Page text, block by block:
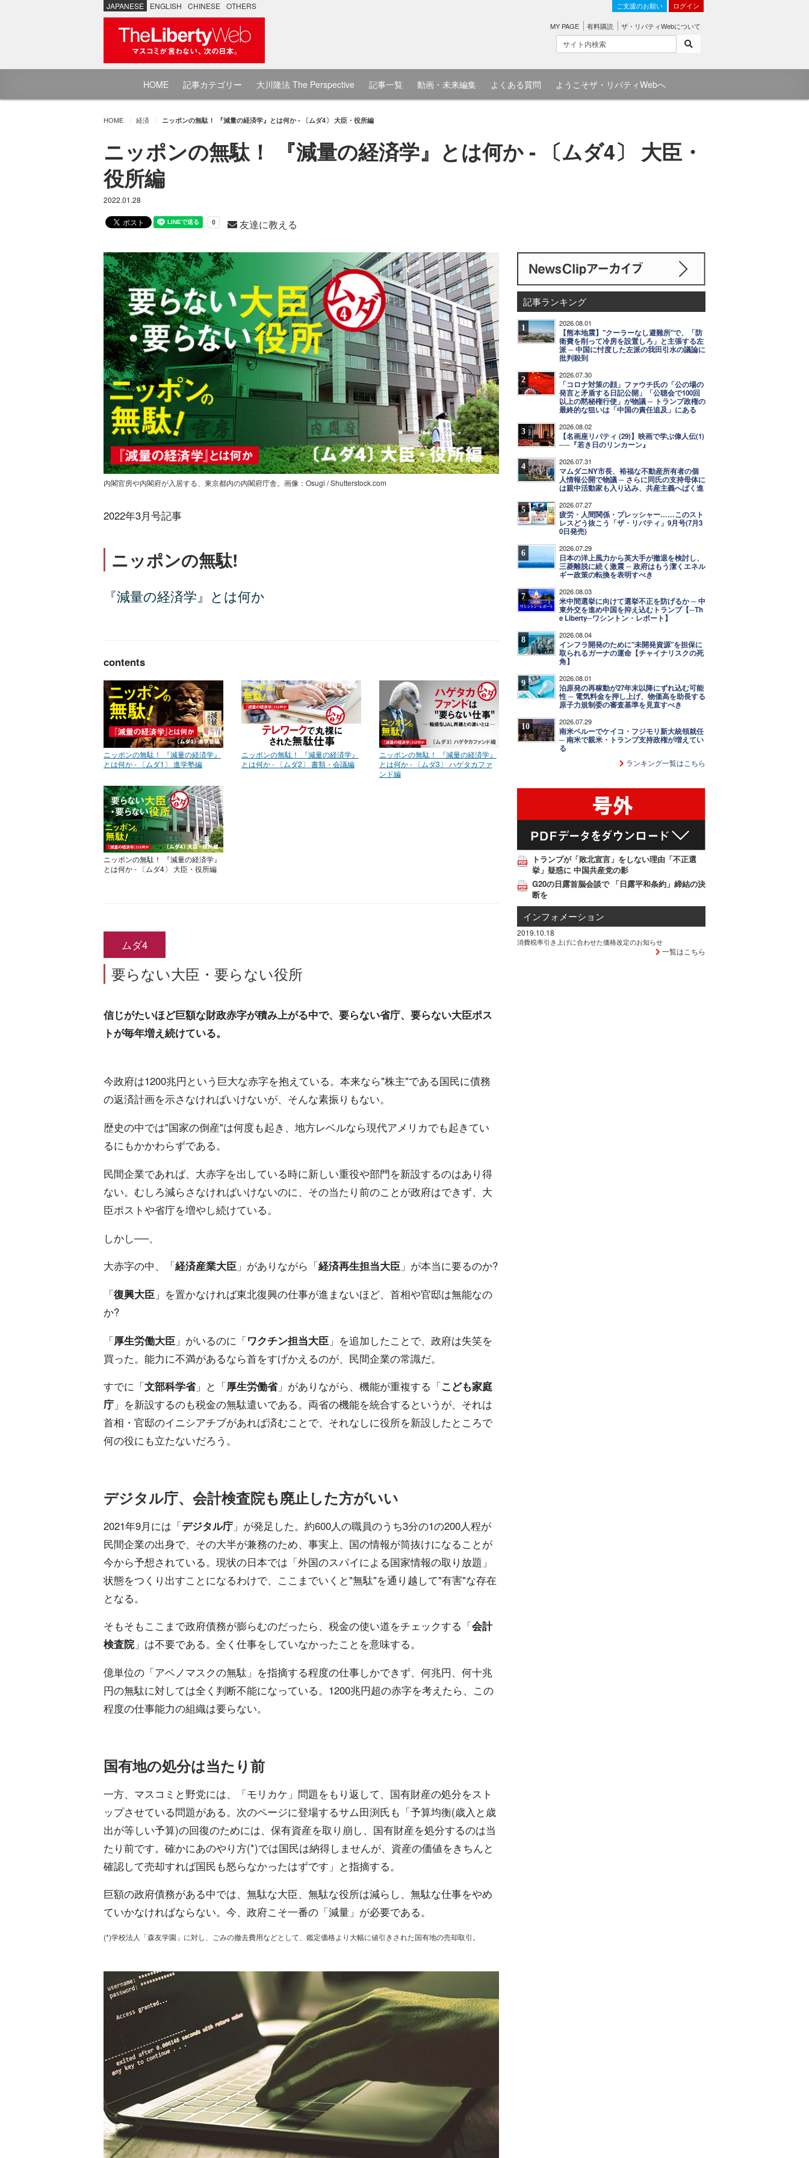
JAPANESE ENGLISH CHINESE OTHERS ご支援のお願い ログイン
MY PAGE 有料購読 ザ・リバティWebについて
HOME 記事カテゴリー 大川隆法 The Perspective 記事一覧 動画・未来編集 よくある質問 ようこそザ・リバティWebへ
HOME 経済 ニッポンの無駄！ 『減量の経済学』とは何か - 〔ムダ4〕 大臣・役所編
ニッポンの無駄！ 『減量の経済学』とは何か - 〔ムダ4〕 大臣・
役所編
2022.01.28
友達に教える
内閣官房や内閣府が入居する、東京都内の内閣府庁舎。画像：Osugi / Shutterstock.com
2022年3月号記事
ニッポンの無駄!
『減量の経済学』とは何か
contents
ニッポンの無駄！ 『減量の経済学』
とは何か - 〔ムダ1〕 進学塾編
ニッポンの無駄！ 『減量の経済学』
とは何か - 〔ムダ2〕 書類・会議編
ニッポンの無駄！ 『減量の経済学』
とは何か - 〔ムダ3〕 ハゲタカファ
ンド編
ニッポンの無駄！ 『減量の経済学』
とは何か - 〔ムダ4〕 大臣・役所編
ムダ4
要らない大臣・要らない役所
信じがたいほど巨額な財政赤字が積み上がる中で、要らない省庁、要らない大臣ポス
トが毎年増え続けている。
今政府は1200兆円という巨大な赤字を抱えている。本来なら"株主"である国民に債務
の返済計画を示さなければいけないが、そんな素振りもない。
歴史の中では"国家の倒産"は何度も起き、地方レベルなら現代アメリカでも起きてい
るにもかかわらずである。
民間企業であれば、大赤字を出している時に新しい重役や部門を新設するのはあり得
ない。むしろ減らさなければいけないのに、その当たり前のことが政府はできず、大
臣ポストや省庁を増やし続けている。
しかし──、
大赤字の中、「経済産業大臣 」がありながら「経済再生担当大臣 」が本当に要るのか?
「復興大臣 」を置かなければ東北復興の仕事が進まないほど、首相や官邸は無能なの
か?
「厚生労働大臣 」がいるのに「ワクチン担当大臣 」を追加したことで、政府は失笑を
買った。能力に不満があるなら首をすげかえるのが、民間企業の常識だ。
すでに「文部科学省」と「厚生労働省」がありながら、機能が重複する「こども家庭
庁 」を新設するのも税金の無駄遣いである。両省の機能を統合するというが、それは
首相・官邸のイニシアチブがあれば済むことで、それなしに役所を新設したところで
何の役にも立たないだろう。
デジタル庁、会計検査院も廃止した方がいい
2021年9月には「デジタル庁 」が発足した。約600人の職員のうち3分の1の200人程が
民間企業の出身で、その大半が兼務のため、事実上、国の情報が筒抜けになることが
今から予想されている。現状の日本では「外国のスパイによる国家情報の取り放題」
状態をつくり出すことになるわけで、ここまでいくと"無駄"を通り越して"有害"な存在
となる。
そもそもここまで政府債務が膨らむのだったら、税金の使い道をチェックする「会計
検査院」は不要である。全く仕事をしていなかったことを意味する。
億単位の「アベノマスクの無駄」を指摘する程度の仕事しかできず、何兆円、何十兆
円の無駄に対しては全く判断不能になっている。1200兆円超の赤字を考えたら、この
程度の仕事能力の組織は要らない。
国有地の処分は当たり前
一方、マスコミと野党には、「モリカケ」問題をもり返して、国有財産の処分をスト
ップさせている問題がある。次のページに登場するサム田渕氏も「予算均衡(歳入と歳
出が等しい予算)の回復のためには、保有資産を取り崩し、国有財産を処分するのは当
たり前です。確かにあのやり方(*)では国民は納得しませんが、資産の価値をきちんと
確認して売却すれば国民も怒らなかったはずです」と指摘する。
巨額の政府債務がある中では、無駄な大臣、無駄な役所は減らし、無駄な仕事をやめ
ていかなければならない。今、政府こそ一番の「減量」が必要である。
(*)学校法人「森友学園」に対し、ごみの撤去費用などとして、鑑定価格より大幅に値引きされた国有地の売却取引。
記事ランキング
1 2026.08.01
【熊本地震】"クーラーなし避難所"で、「防
衛費を削って冷房を設置しろ」と主張する左
派 ─ 中国に忖度した左派の我田引水の議論に
批判殺到
2 2026.07.30
「コロナ対策の顔」ファウチ氏の「公の場の
発言と矛盾する日記公開」「公聴会で100回
以上の黙秘権行使」が物議 ─ トランプ政権の
最終的な狙いは「中国の責任追及」にある
3 2026.08.02
【名画座リバティ (29)】映画で学ぶ偉人伝(1)
──『若き日のリンカーン』
4 2026.07.31
マムダニNY市長、裕福な不動産所有者の個
人情報公開で物議 ─ さらに同氏の支持母体に
は親中活動家も入り込み、共産主義へばく進
5 2026.07.27
疲労・人間関係・プレッシャー……このスト
レスどう抜こう「ザ・リバティ」9月号(7月3
0日発売)
6 2026.07.29
日本の洋上風力から英大手が撤退を検討し、
三菱離脱に続く激震 ─ 政府はもう潔くエネル
ギー政策の転換を表明すべき
7 2026.08.03
米中間選挙に向けて選挙不正を防げるか ─ 中
東外交を進め中国を抑え込むトランプ【─Th
e Liberty─ワシントン・レポート】
8 2026.08.04
インフラ開発のために"未開発資源"を担保に
取られるガーナの運命【チャイナリスクの死
角】
9 2026.08.01
泊原発の再稼動が27年末以降にずれ込む可能
性 ─ 電気料金を押し上げ、物価高を助長する
原子力規制委の審査基準を見直すべき
10 2026.07.29
南米ペルーでケイコ・フジモリ新大統領就任
─ 南米で親米・トランプ支持政権が増えてい
る
ランキング一覧はこちら
トランプが「敗北宣言」をしない理由「不正選
挙」疑惑に 中国共産党の影
G20の日露首脳会談で 「日露平和条約」締結の決
断を
インフォメーション
2019.10.18
消費税率引き上げに合わせた価格改定のお知らせ
一覧はこちら